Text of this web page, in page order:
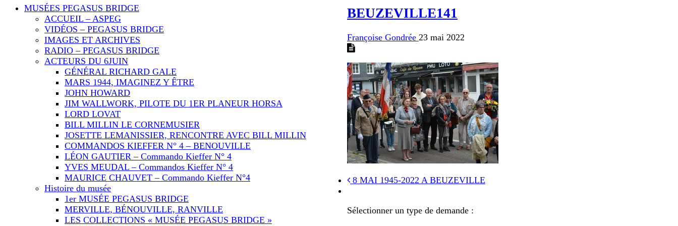
MUSÉES PEGASUS BRIDGE
ACCUEIL – ASPEG
VIDÉOS – PEGASUS BRIDGE
IMAGES ET ARCHIVES
RADIO – PEGASUS BRIDGE
ACTEURS DU 6JUIN
GÉNÉRAL RICHARD GALE
MARS 1944, IMAGINEZ Y ÊTRE
JOHN HOWARD
JIM WALLWORK, PILOTE DU 1ER PLANEUR HORSA
LORD LOVAT
BILL MILLIN LE CORNEMUSIER
JOSETTE LEMANISSIER, RENCONTRE AVEC BILL MILLIN
COMMANDOS KIEFFER N° 4 – BENOUVILLE
LÉON GAUTIER – Commando Kieffer N° 4
YVES MEUDAL – Commandos Kieffer N° 4
MAURICE CHAUVET – Commando Kieffer N°4
Histoire du musée
1er MUSÉE PEGASUS BRIDGE
MERVILLE, BÉNOUVILLE, RANVILLE
LES COLLECTIONS « MUSÉE PEGASUS BRIDGE »
BEUZEVILLE141
Françoise Gondrée 23 mai 2022
8 MAI 1945-2022 A BEUZEVILLE
Sélectionner un type de demande :